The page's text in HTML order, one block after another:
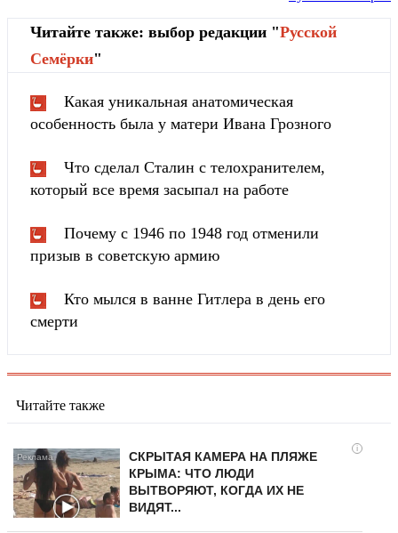
Читайте также: выбор редакции "Русской
Cемёрки"
Какая уникальная анатомическая
особенность была у матери Ивана Грозного
Что сделал Сталин с телохранителем,
который все время засыпал на работе
Почему с 1946 по 1948 год отменили
призыв в советскую армию
Кто мылся в ванне Гитлера в день его
смерти
Читайте также
i
СКРЫТАЯ КАМЕРА НА ПЛЯЖЕ
КРЫМА: ЧТО ЛЮДИ
ВЫТВОРЯЮТ, КОГДА ИХ НЕ
ВИДЯТ...